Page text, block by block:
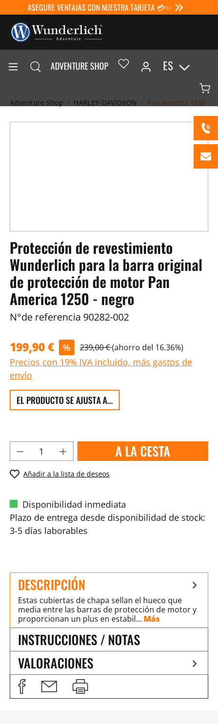
ASEGURE VENTAJAS CON NUESTRA TARJETA 💳✨
ADVENTURE SHOP ES
Adventure Shop HARLEY-DAVIDSON Pan America 1250
Protección de revestimiento
Wunderlich para la barra original
de protección de motor Pan
America 1250 - negro
N°de referencia 90282-002
199,90 € % 239,00 €(ahorro del 16.36%)
Precios con 19% IVA incluido, más gastos de
envío
EL PRODUCTO SE AJUSTA A...
A LA CESTA
Añadir a la lista de deseos
Disponibilidad inmediata
Plazo de entrega desde disponibilidad de stock:
3-5 días laborables
DESCRIPCIÓN
Estas cubiertas de chapa sellan el hueco que
media entre las barras de protección de motor y
proporcionan un plus en estabil… Más
INSTRUCCIONES / NOTAS
VALORACIONES